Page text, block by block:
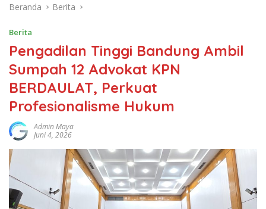
Beranda Berita
Berita
Pengadilan Tinggi Bandung Ambil
Sumpah 12 Advokat KPN
BERDAULAT, Perkuat
Profesionalisme Hukum
Admin Maya
Juni 4, 2026